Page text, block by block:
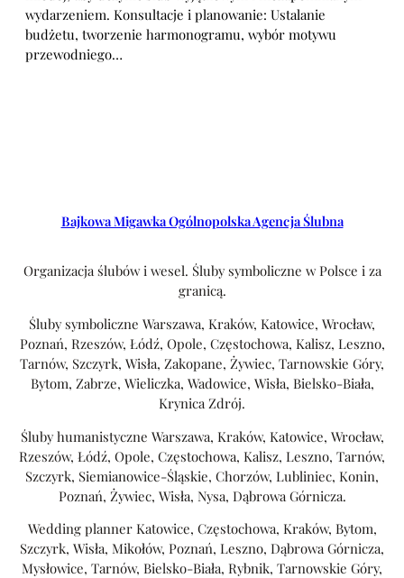
wydarzeniem. Konsultacje i planowanie: Ustalanie
budżetu, tworzenie harmonogramu, wybór motywu
przewodniego…
Bajkowa Migawka Ogólnopolska Agencja Ślubna
Organizacja ślubów i wesel. Śluby symboliczne w Polsce i za
granicą.
Śluby symboliczne Warszawa, Kraków, Katowice, Wrocław,
Poznań, Rzeszów, Łódź, Opole, Częstochowa, Kalisz, Leszno,
Tarnów, Szczyrk, Wisła, Zakopane, Żywiec, Tarnowskie Góry,
Bytom, Zabrze, Wieliczka, Wadowice, Wisła, Bielsko-Biała,
Krynica Zdrój.
Śluby humanistyczne Warszawa, Kraków, Katowice, Wrocław,
Rzeszów, Łódź, Opole, Częstochowa, Kalisz, Leszno, Tarnów,
Szczyrk, Siemianowice-Śląskie, Chorzów, Lubliniec, Konin,
Poznań, Żywiec, Wisła, Nysa, Dąbrowa Górnicza.
Wedding planner Katowice, Częstochowa, Kraków, Bytom,
Szczyrk, Wisła, Mikołów, Poznań, Leszno, Dąbrowa Górnicza,
Mysłowice, Tarnów, Bielsko-Biała, Rybnik, Tarnowskie Góry,